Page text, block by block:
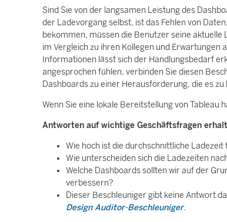
Sind Sie von der langsamen Leistung des
der Ladevorgang selbst, ist das Fehlen von
bekommen, müssen die Benutzer seine aktuelle
im Vergleich zu ihren Kollegen und Erwartungen
Informationen lässt sich der Handlungsbedarf
angesprochen fühlen, verbinden Sie diesen
Dashboards zu einer Herausforderung, die es
Wenn Sie eine lokale Bereitstellung von Tableau
Antworten auf wichtige Geschäftsfragen
Wie hoch ist die durchschnittliche
Wie unterscheiden sich die Ladezeiten
Welche Dashboards sollten wir auf der
verbessern?
Dieser Beschleuniger gibt keine Antwort
Design Auditor-Beschleuniger.